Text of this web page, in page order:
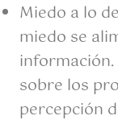
Miedo a lo
miedo se
sobre los
percepción